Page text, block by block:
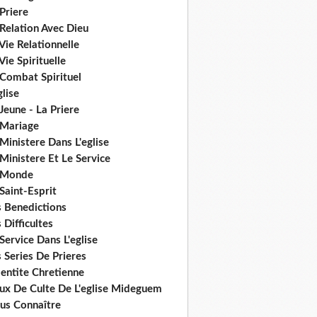
Avec Dieu
Relationnelle
Spirituelle
Spirituel
- La Priere
Dans L'eglise
Et Le Service
Esprit
Benedictions
Difficultes
Dans L'eglise
Series De Prieres
Chretienne
De Culte De L'eglise Mideguem
Connaître